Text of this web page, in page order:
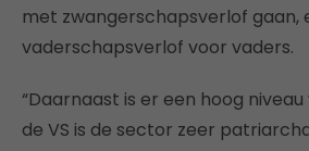
met zwangerschapsverlof gaan,
vaderschapsverlof voor vaders.
“Daarnaast is er een hoog niveau
de VS is de sector zeer